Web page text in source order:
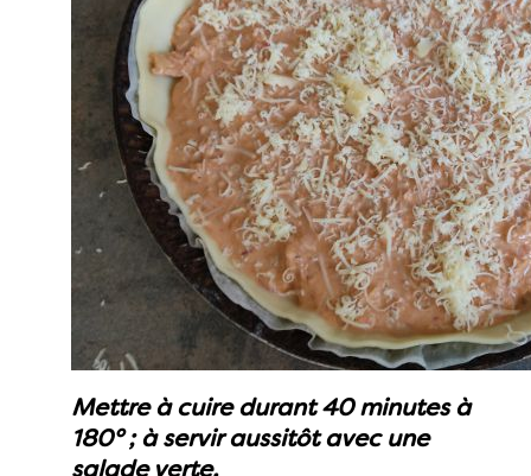
Mettre à cuire durant 40 minutes à
180° ; à servir aussitôt avec une
salade verte.